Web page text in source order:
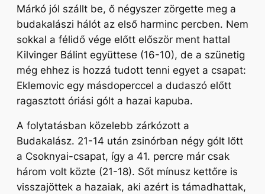
Márkó jól szállt be, ő négyszer zörgette meg a
budakalászi hálót az első harminc percben. Nem
sokkal a félidő vége előtt először ment hattal
Kilvinger Bálint együttese (16-10), de a szünetig
még ehhez is hozzá tudott tenni egyet a csapat:
Eklemovic egy másdoperccel a dudaszó előtt
ragasztott óriási gólt a hazai kapuba.
A folytatásban közelebb zárkózott a
Budakalász. 21-14 után zsinórban négy gólt lőtt
a Csoknyai-csapat, így a 41. percre már csak
három volt közte (21-18). Sőt mínusz kettőre is
visszajöttek a hazaiak, aki azért is támadhattak,